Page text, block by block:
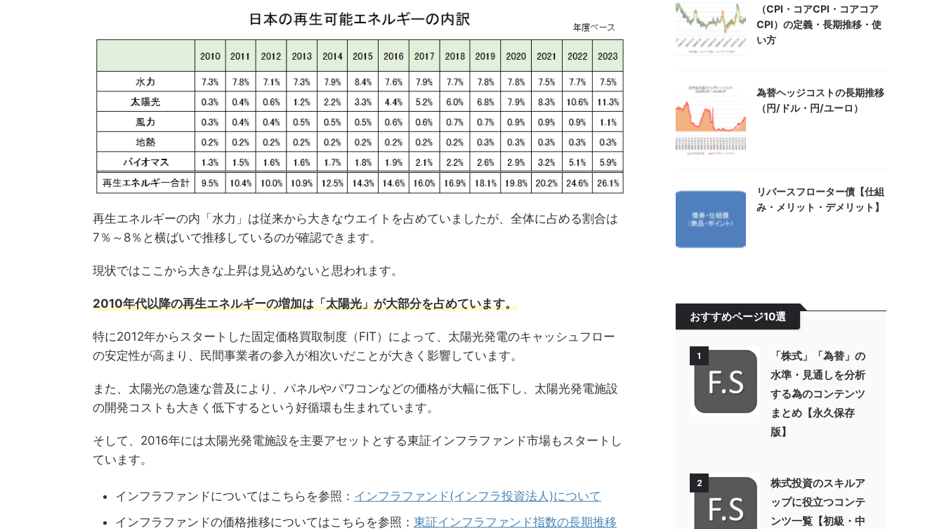
再生エネルギーの内「水力」は従来から大きなウエイトを占めていましたが、全体に占める割合は
7％～8％と横ばいで推移しているのが確認できます。
現状ではここから大きな上昇は見込めないと思われます。
2010年代以降の再生エネルギーの増加は「太陽光」が大部分を占めています。
特に2012年からスタートした固定価格買取制度（FIT）によって、太陽光発電のキャッシュフロー
の安定性が高まり、民間事業者の参入が相次いだことが大きく影響しています。
また、太陽光の急速な普及により、パネルやパワコンなどの価格が大幅に低下し、太陽光発電施設
の開発コストも大きく低下するという好循環も生まれています。
そして、2016年には太陽光発電施設を主要アセットとする東証インフラファンド市場もスタートし
ています。
インフラファンドについてはこちらを参照： インフラファンド(インフラ投資法人)について
インフラファンドの価格推移についてはこちらを参照： 東証インフラファンド指数の長期推移
（CPI・コアCPI・コアコア
CPI）の定義・長期推移・使
い方
為替ヘッジコストの長期推移
（円/ドル・円/ユーロ）
リバースフローター債【仕組
み・メリット・デメリット】
おすすめページ10選
1
「株式」「為替」の
水準・見通しを分析
する為のコンテンツ
まとめ【永久保存
版】
2
株式投資のスキルア
ップに役立つコンテ
ンツ一覧【初級・中